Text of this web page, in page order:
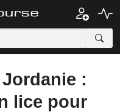
:
lice pour